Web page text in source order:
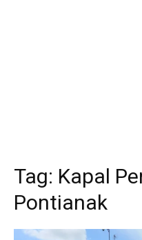
Tag: Kapal
Pontianak